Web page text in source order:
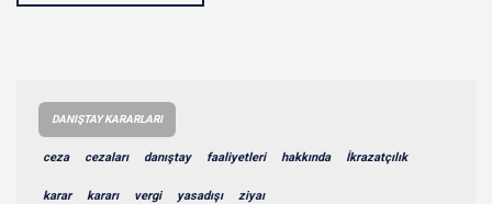
DANIŞTAY KARARLARI
ceza cezaları danıştay faaliyetleri hakkında İkrazatçılık
karar kararı vergi yasadışı ziyaı